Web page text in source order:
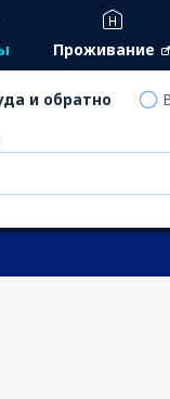
Проживание
и обратно